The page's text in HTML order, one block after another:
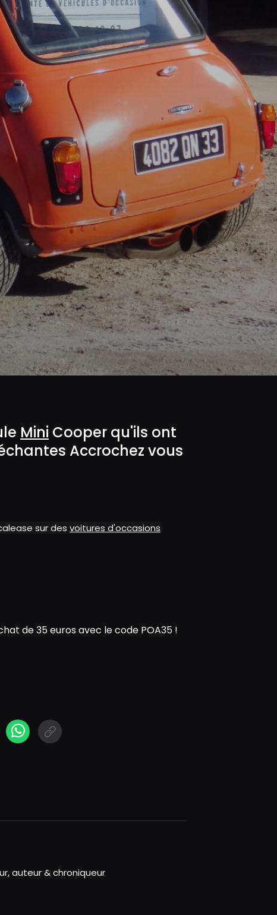
Mini Cooper qu'ils ont
Accrochez vous
sur des voitures d'occasions
de 35 euros avec le code POA35 !
Messenger
WhatsApp
Short link
auteur & chroniqueur